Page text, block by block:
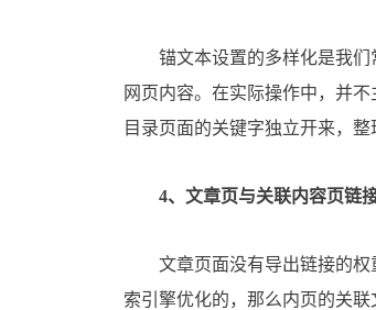
锚文本设置的多样化是我们常
网页内容。在实际操作中，并
目录页面的关键字独立开来，
4、文章页与关联内容页链
文章页面没有导出链接的权重
索引擎优化的，那么内页的关